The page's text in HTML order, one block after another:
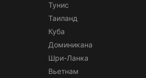
Тунис
Таиланд
Куба
Доминикана
Шри-Ланка
Вьетнам